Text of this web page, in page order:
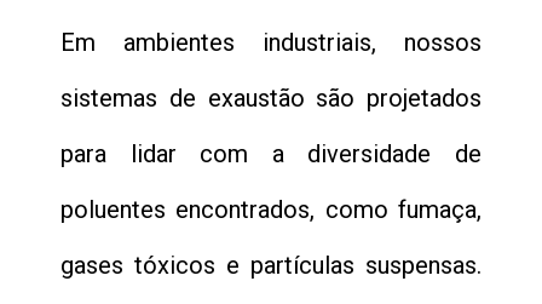
Em ambientes industriais, nossos
sistemas de exaustão são projetados
para lidar com a diversidade de
poluentes encontrados, como fumaça,
gases tóxicos e partículas suspensas.